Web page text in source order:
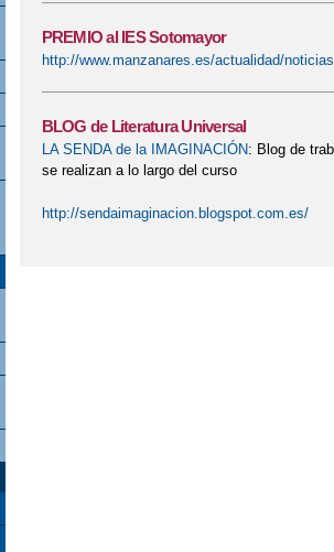
PREMIO al IES Sotomayor
http://www.manzanares.es/actualidad/
BLOG de Literatura Universal
LA SENDA de la IMAGINACIÓN: Blog de
se realizan a lo largo del curso
http://sendaimaginacion.blogspot.com.es/